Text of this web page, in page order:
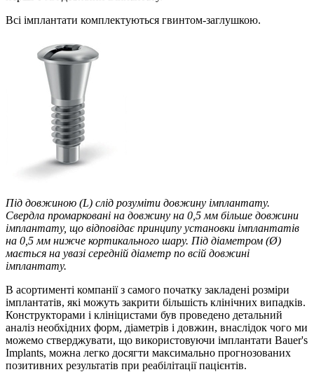
Всі імплантати комплектуються гвинтом-заглушкою.
Під довжиною (L) слід розуміти довжину імплантату.
Свердла промарковані на довжину на 0,5 мм більше довжини
імплантату, що відповідає принципу установки імплантатів
на 0,5 мм нижче кортикального шару. Під діаметром (Ø)
мається на увазі середній діаметр по всій довжині
імплантату.
В асортименті компанії з самого початку закладені розміри
імплантатів, які можуть закрити більшість клінічних випадків.
Конструкторами і клініцистами був проведено детальний
аналіз необхідних форм, діаметрів і довжин, внаслідок чого ми
можемо стверджувати, що використовуючи імплантати Bauer's
Implants, можна легко досягти максимально прогнозованих
позитивних результатів при реабілітації пацієнтів.